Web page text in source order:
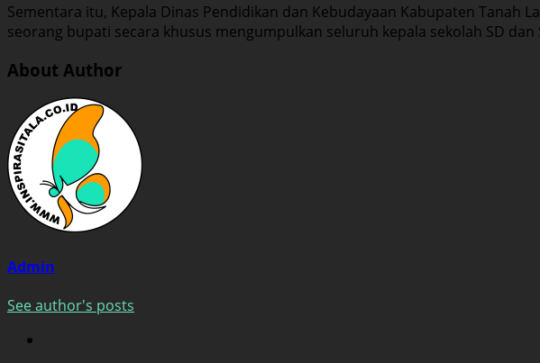
Sementara itu, Kepala Dinas Pendidikan dan Kebudayaan Kabupaten
seorang bupati secara khusus mengumpulkan seluruh kepala sekolah SD
About Author
Admin
See author's posts